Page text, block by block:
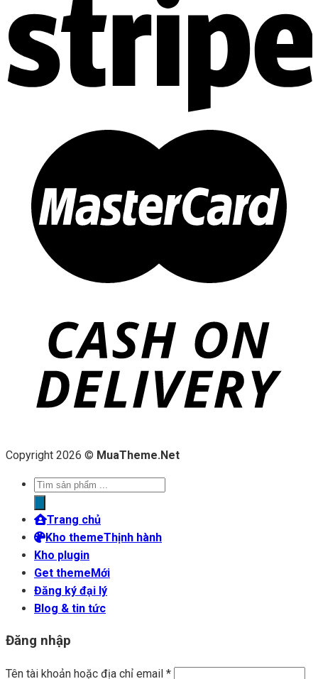
Copyright 2026 © MuaTheme.Net
Tìm
sản
phẩm
Trang chủ
Kho theme
Kho plugin
Get theme
Đăng ký đại lý
Blog & tin tức
Đăng nhập
Tên tài khoản hoặc địa chỉ email *